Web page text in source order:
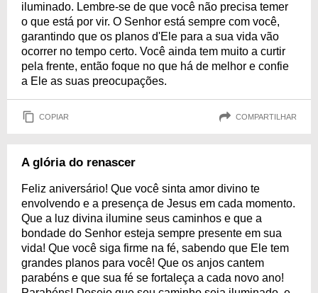
iluminado. Lembre-se de que você não precisa temer
o que está por vir. O Senhor está sempre com você,
garantindo que os planos d'Ele para a sua vida vão
ocorrer no tempo certo. Você ainda tem muito a curtir
pela frente, então foque no que há de melhor e confie
a Ele as suas preocupações.
COPIAR COMPARTILHAR
A glória do renascer
Feliz aniversário! Que você sinta amor divino te
envolvendo e a presença de Jesus em cada momento.
Que a luz divina ilumine seus caminhos e que a
bondade do Senhor esteja sempre presente em sua
vida! Que você siga firme na fé, sabendo que Ele tem
grandes planos para você! Que os anjos cantem
parabéns e que sua fé se fortaleça a cada novo ano!